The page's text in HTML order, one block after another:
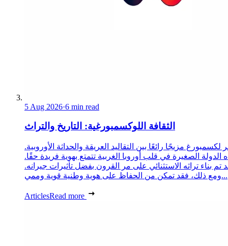
5 Aug 2026·6 min read
الثقافة اللوكسمبورغية: التاريخ والتراث
لكسمبورغ مزيجًا رائعًا بين التقاليد العريقة والحداثة الأوروبية.
الدولة الصغيرة في قلب أوروبا الغربية تتمتع بهوية فريدة حقًا.
تم بناء تراثه الاستثنائي على مر القرون بفضل تأثيرات جيرانه.
ومع ذلك، فقد تمكن من الحفاظ على هوية وطنية قوية وممي...
ArticlesRead more